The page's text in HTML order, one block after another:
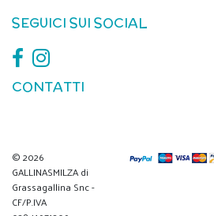
SEGUICI SUI SOCIAL
CONTATTI
© 2026
GALLINASMILZA di
Grassagallina Snc -
CF/P.IVA